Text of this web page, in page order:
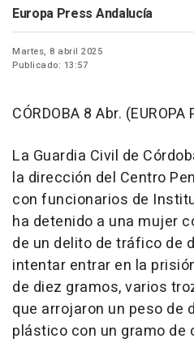
Europa Press Andalucía
Martes, 8 abril 2025
Publicado: 13:57
CÓRDOBA 8 Abr. (EUROPA
La Guardia Civil de
la dirección del Centro
con funcionarios de
ha detenido a una mujer
de un delito de tráfico de
intentar entrar en la
de diez gramos, varios
que arrojaron un peso de
plástico con un gramo de